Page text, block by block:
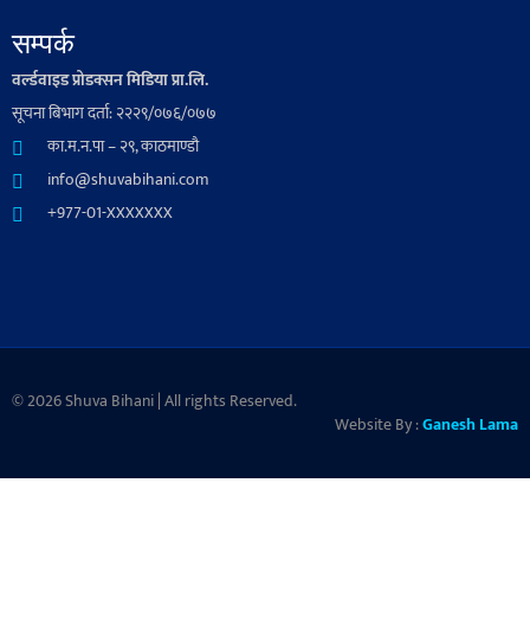
सम्पर्क
वर्ल्डवाइड प्रोडक्सन मिडिया प्रा.लि.
सूचना बिभाग दर्ता: २२२९/०७६/०७७
का.म.न.पा – २९, काठमाण्डौ
info@shuvabihani.com
+977-01-XXXXXXX
© 2026 Shuva Bihani | All rights Reserved.
Website By :Ganesh Lama